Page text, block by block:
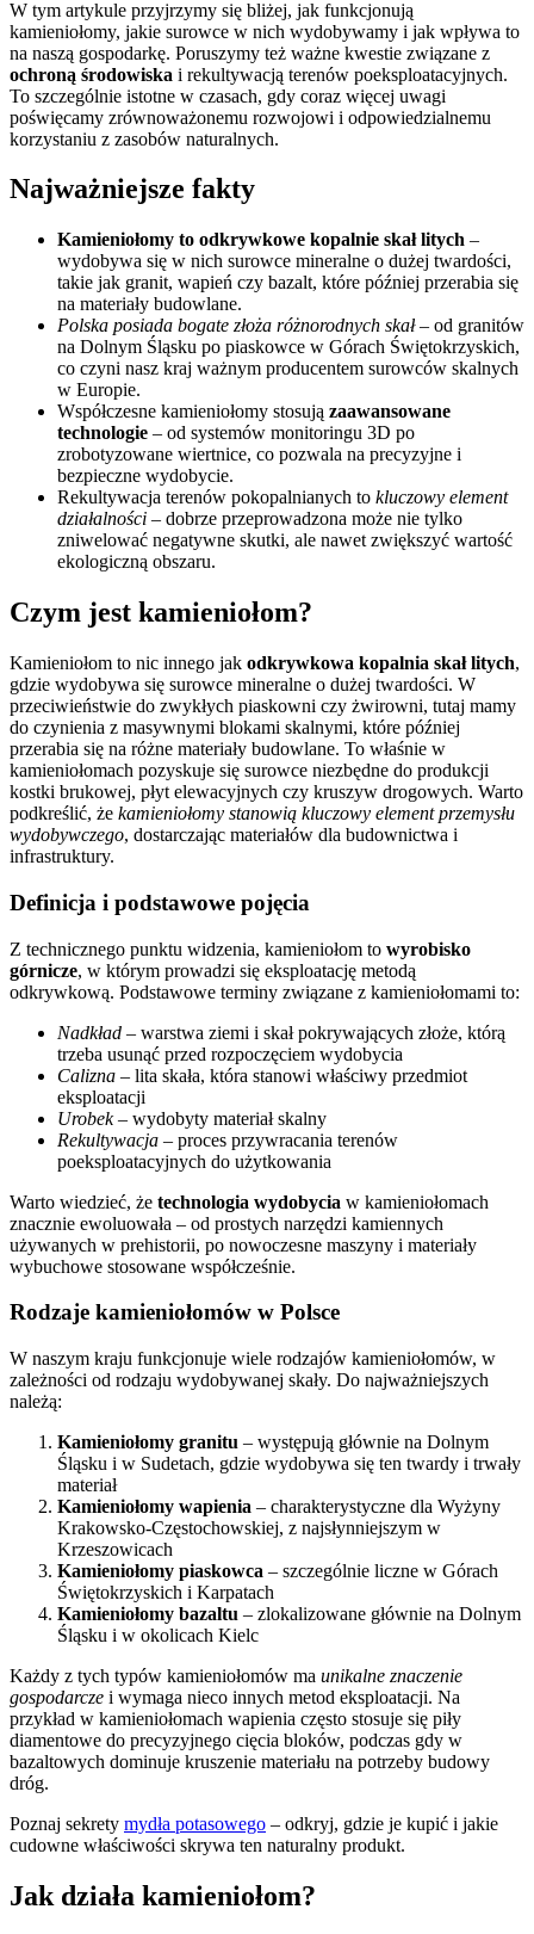
W tym artykule przyjrzymy się bliżej, jak funkcjonują
kamieniołomy, jakie surowce w nich wydobywamy i jak wpływa to
na naszą gospodarkę. Poruszymy też ważne kwestie związane z
ochroną środowiska i rekultywacją terenów poeksploatacyjnych.
To szczególnie istotne w czasach, gdy coraz więcej uwagi
poświęcamy zrównoważonemu rozwojowi i odpowiedzialnemu
korzystaniu z zasobów naturalnych.
Najważniejsze fakty
Kamieniołomy to odkrywkowe kopalnie skał litych –
wydobywa się w nich surowce mineralne o dużej twardości,
takie jak granit, wapień czy bazalt, które później przerabia się
na materiały budowlane.
Polska posiada bogate złoża różnorodnych skał– od granitów
na Dolnym Śląsku po piaskowce w Górach Świętokrzyskich,
co czyni nasz kraj ważnym producentem surowców skalnych
w Europie.
Współczesne kamieniołomy stosują zaawansowane
technologie – od systemów monitoringu 3D po
zrobotyzowane wiertnice, co pozwala na precyzyjne i
bezpieczne wydobycie.
Rekultywacja terenów pokopalnianych to kluczowy element
działalności – dobrze przeprowadzona może nie tylko
zniwelować negatywne skutki, ale nawet zwiększyć wartość
ekologiczną obszaru.
Czym jest kamieniołom?
Kamieniołom to nic innego jak odkrywkowa kopalnia skał litych,
gdzie wydobywa się surowce mineralne o dużej twardości. W
przeciwieństwie do zwykłych piaskowni czy żwirowni, tutaj mamy
do czynienia z masywnymi blokami skalnymi, które później
przerabia się na różne materiały budowlane. To właśnie w
kamieniołomach pozyskuje się surowce niezbędne do produkcji
kostki brukowej, płyt elewacyjnych czy kruszyw drogowych. Warto
podkreślić, że kamieniołomy stanowią kluczowy element przemysłu
wydobywczego, dostarczając materiałów dla budownictwa i
infrastruktury.
Definicja i podstawowe pojęcia
Z technicznego punktu widzenia, kamieniołom to wyrobisko
górnicze, w którym prowadzi się eksploatację metodą
odkrywkową. Podstawowe terminy związane z kamieniołomami to:
Nadkład – warstwa ziemi i skał pokrywających złoże, którą
trzeba usunąć przed rozpoczęciem wydobycia
Calizna – lita skała, która stanowi właściwy przedmiot
eksploatacji
Urobek– wydobyty materiał skalny
Rekultywacja – proces przywracania terenów
poeksploatacyjnych do użytkowania
Warto wiedzieć, że technologia wydobycia w kamieniołomach
znacznie ewoluowała – od prostych narzędzi kamiennych
używanych w prehistorii, po nowoczesne maszyny i materiały
wybuchowe stosowane współcześnie.
Rodzaje kamieniołomów w Polsce
W naszym kraju funkcjonuje wiele rodzajów kamieniołomów, w
zależności od rodzaju wydobywanej skały. Do najważniejszych
należą:
Kamieniołomy granitu – występują głównie na Dolnym
Śląsku i w Sudetach, gdzie wydobywa się ten twardy i trwały
materiał
Kamieniołomy wapienia – charakterystyczne dla Wyżyny
Krakowsko-Częstochowskiej, z najsłynniejszym w
Krzeszowicach
Kamieniołomy piaskowca – szczególnie liczne w Górach
Świętokrzyskich i Karpatach
Kamieniołomy bazaltu – zlokalizowane głównie na Dolnym
Śląsku i w okolicach Kielc
Każdy z tych typów kamieniołomów ma unikalne znaczenie
gospodarcze i wymaga nieco innych metod eksploatacji. Na
przykład w kamieniołomach wapienia często stosuje się piły
diamentowe do precyzyjnego cięcia bloków, podczas gdy w
bazaltowych dominuje kruszenie materiału na potrzeby budowy
dróg.
Poznaj sekrety mydła potasowego – odkryj, gdzie je kupić i jakie
cudowne właściwości skrywa ten naturalny produkt.
Jak działa kamieniołom?